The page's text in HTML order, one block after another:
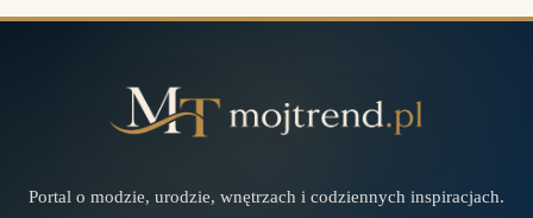
Portal o modzie, urodzie, wnętrzach i codziennych inspiracjach.